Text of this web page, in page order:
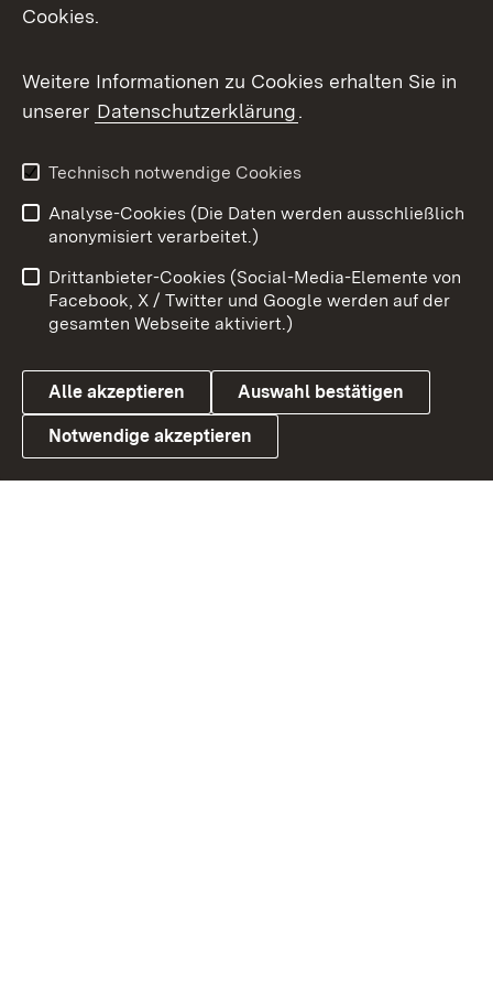
X / Twitter
Youtube
Link zum Landesportal
Impressum
Kontakt
Barrierefreiheit
Datenschutz
Cookies
Cookies.
Weitere Informationen zu Cookies erhalten Sie in
unserer Datenschutzerklärung.
Technisch notwendige Cookies
Analyse-Cookies (Die Daten werden ausschließlich
anonymisiert verarbeitet.)
Drittanbieter-Cookies (Social-Media-Elemente von
Facebook, X / Twitter und Google werden auf der
gesamten Webseite aktiviert.)
Alle akzeptieren Auswahl bestätigen
Notwendige akzeptieren